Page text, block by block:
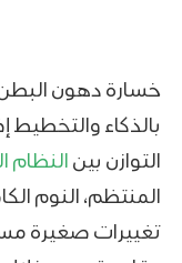
خسارة دهون
بالذكاء والتخطيط
التوازن بين النظام
المنتظم، النوم
تغييرات صغيرة